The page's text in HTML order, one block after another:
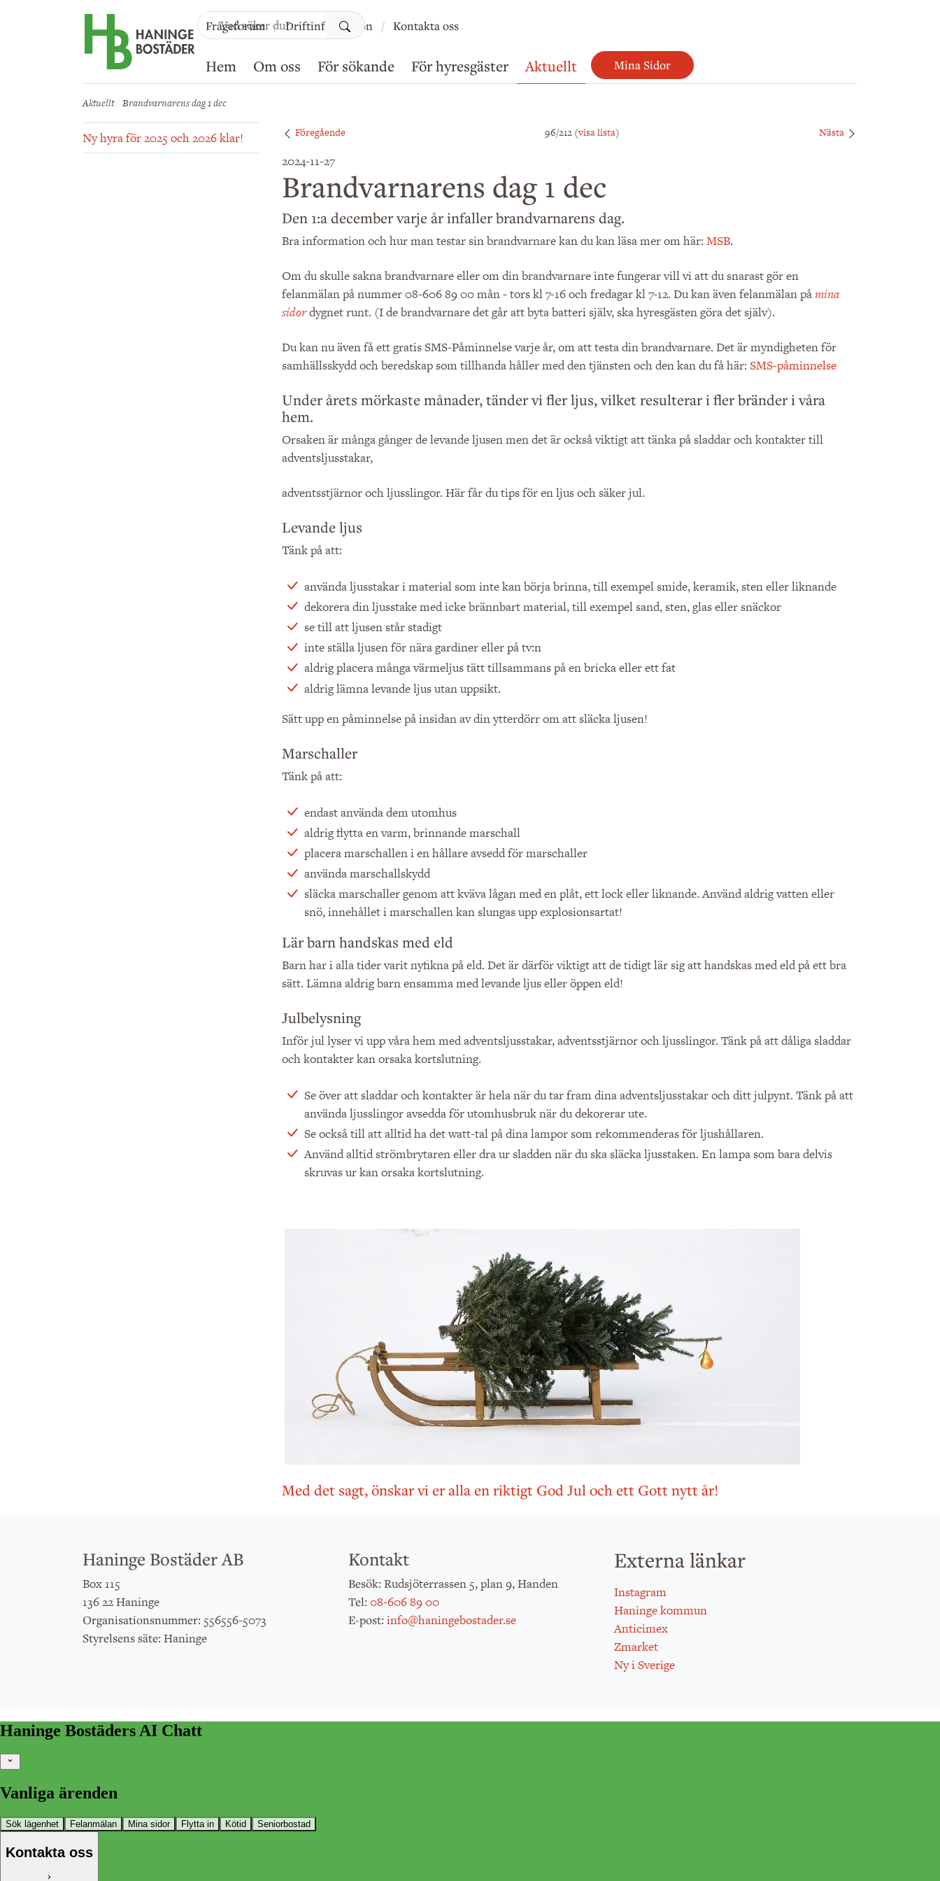
Sök
Hem Om oss För sökande För hyresgäster Aktuellt Mina Sidor
Frågeforum Driftinformation Kontakta oss
Aktuellt Brandvarnarens dag 1 dec
Ny hyra för 2025 och 2026 klar! Föregående 96/212 (visa lista) Nästa
2024-11-27
Brandvarnarens dag 1 dec
Den 1:a december varje år infaller brandvarnarens dag.
Bra information och hur man testar sin brandvarnare kan du kan läsa mer om här: MSB.
Om du skulle sakna brandvarnare eller om din brandvarnare inte fungerar vill vi att du snarast gör en
felanmälan på nummer 08-606 89 00 mån - tors kl 7-16 och fredagar kl 7-12. Du kan även felanmälan påmina
sidordygnet runt. (I de brandvarnare det går att byta batteri själv, ska hyresgästen göra det själv).
Du kan nu även få ett gratis SMS-Påminnelse varje år, om att testa din brandvarnare. Det är myndigheten för
samhällsskydd och beredskap som tillhanda håller med den tjänsten och den kan du få här: SMS-påminnelse
Under årets mörkaste månader, tänder vi fler ljus, vilket resulterar i fler bränder i våra
hem.
Orsaken är många gånger de levande ljusen men det är också viktigt att tänka på sladdar och kontakter till
adventsljusstakar,
adventsstjärnor och ljusslingor. Här får du tips för en ljus och säker jul.
Levande ljus
Tänk på att:
använda ljusstakar i material som inte kan börja brinna, till exempel smide, keramik, sten eller liknande
dekorera din ljusstake med icke brännbart material, till exempel sand, sten, glas eller snäckor
se till att ljusen står stadigt
inte ställa ljusen för nära gardiner eller på tv:n
aldrig placera många värmeljus tätt tillsammans på en bricka eller ett fat
aldrig lämna levande ljus utan uppsikt.
Sätt upp en påminnelse på insidan av din ytterdörr om att släcka ljusen!
Marschaller
Tänk på att:
endast använda dem utomhus
aldrig flytta en varm, brinnande marschall
placera marschallen i en hållare avsedd för marschaller
använda marschallskydd
släcka marschaller genom att kväva lågan med en plåt, ett lock eller liknande. Använd aldrig vatten eller
snö, innehållet i marschallen kan slungas upp explosionsartat!
Lär barn handskas med eld
Barn har i alla tider varit nyfikna på eld. Det är därför viktigt att de tidigt lär sig att handskas med eld på ett bra
sätt. Lämna aldrig barn ensamma med levande ljus eller öppen eld!
Julbelysning
Inför jul lyser vi upp våra hem med adventsljusstakar, adventsstjärnor och ljusslingor. Tänk på att dåliga sladdar
och kontakter kan orsaka kortslutning.
Se över att sladdar och kontakter är hela när du tar fram dina adventsljusstakar och ditt julpynt. Tänk på att
använda ljusslingor avsedda för utomhusbruk när du dekorerar ute.
Se också till att alltid ha det watt-tal på dina lampor som rekommenderas för ljushållaren.
Använd alltid strömbrytaren eller dra ur sladden när du ska släcka ljusstaken. En lampa som bara delvis
skruvas ur kan orsaka kortslutning.
Med det sagt, önskar vi er alla en riktigt God Jul och ett Gott nytt år!
Haninge Bostäder AB
Box 115
136 22 Haninge
Organisationsnummer: 556556-5073
Styrelsens säte: Haninge
Kontakt
Besök: Rudsjöterrassen 5, plan 9, Handen
Tel: 08-606 89 00
E-post: info@haningebostader.se
Externa länkar
Instagram
Haninge kommun
Anticimex
Zmarket
Ny i Sverige